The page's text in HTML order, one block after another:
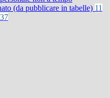
(da pubblicare in tabelle) 11
37